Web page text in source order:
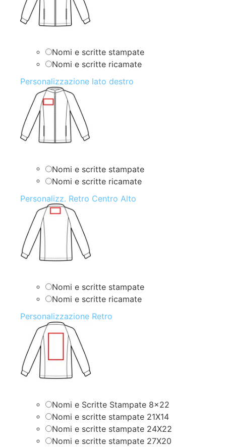
Nomi e scritte stampate
Nomi e scritte ricamate
Personalizzazione lato destro
Nomi e scritte stampate
Nomi e scritte ricamate
Personalizz. Retro Centro Alto
Nomi e scritte stampate
Nomi e scritte ricamate
Personalizzazione Retro
Nomi e Scritte Stampate 8×22
Nomi e scritte stampate 21X14
Nomi e scritte stampate 24X22
Nomi e scritte stampate 27X20